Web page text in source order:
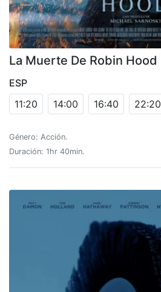
La Muerte De Robin Hood
ESP
11:20
14:00 16:40 22:20
Género: Acción.
Duración: 1hr 40min.